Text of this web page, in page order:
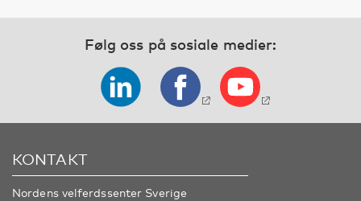
Følg oss på sosiale medier:
KONTAKT
Nordens velferdssenter Sverige